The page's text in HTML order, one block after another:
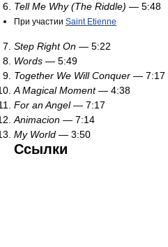
Tell Me Why (The Riddle) — 5:48
При участии Saint Etienne
Step Right On — 5:22
Words — 5:49
Together We Will Conquer — 7:17
A Magical Moment— 4:38
For an Angel— 7:17
Animacion — 7:14
My World — 3:50
Ссылки